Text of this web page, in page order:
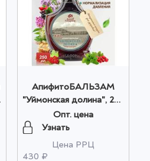
АпифитоБАЛЬЗАМ
"Уймонская долина", 250
мл ПЭТ в коробке
оптом
Опт. цена
Узнать
Цена РРЦ
430 ₽